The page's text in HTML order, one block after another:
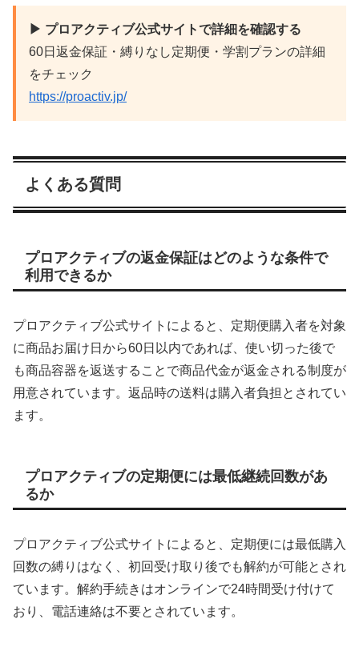
▶ プロアクティブ公式サイトで詳細を確認する
60日返金保証・縛りなし定期便・学割プランの詳細
をチェック
https://proactiv.jp/
よくある質問
プロアクティブの返金保証はどのような条件で
利用できるか
プロアクティブ公式サイトによると、定期便購入者を対象
に商品お届け日から60日以内であれば、使い切った後で
も商品容器を返送することで商品代金が返金される制度が
用意されています。返品時の送料は購入者負担とされてい
ます。
プロアクティブの定期便には最低継続回数があ
るか
プロアクティブ公式サイトによると、定期便には最低購入
回数の縛りはなく、初回受け取り後でも解約が可能とされ
ています。解約手続きはオンラインで24時間受け付けて
おり、電話連絡は不要とされています。